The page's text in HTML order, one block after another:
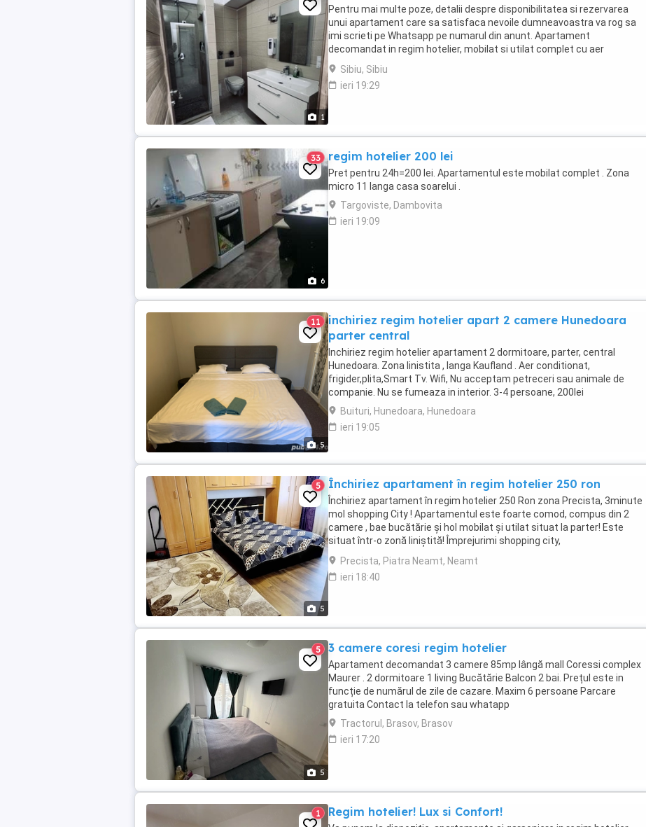
1
Pentru mai multe poze, detalii despre disponibilitatea si rezervarea
unui apartament care sa satisfaca nevoile dumneavoastra va rog sa
imi scrieti pe Whatsapp pe numarul din anunt. Apartament
decomandat in regim hotelier, mobilat si utilat complet cu aer
conditionat Un dormitor si o bucatarie cu leaving ...
Sibiu, Sibiu
ieri 19:29
6
33 regim hotelier 200 lei
Pret pentru 24h=200 lei. Apartamentul este mobilat complet . Zona
micro 11 langa casa soarelui .
Targoviste, Dambovita
ieri 19:09
5
11
inchiriez regim hotelier apart 2 camere Hunedoara
parter central
Inchiriez regim hotelier apartament 2 dormitoare, parter, central
Hunedoara. Zona linistita , langa Kaufland . Aer conditionat,
frigider,plita,Smart Tv. Wifi, Nu acceptam petreceri sau animale de
companie. Nu se fumeaza in interior. 3-4 persoane, 200lei
Buituri, Hunedoara, Hunedoara
ieri 19:05
5
5 Închiriez apartament în regim hotelier 250 ron
Închiriez apartament în regim hotelier 250 Ron zona Precista, 3minute
mol shopping City ! Apartamentul este foarte comod, compus din 2
camere , bae bucătărie și hol mobilat și utilat situat la parter! Este
situat într-o zonă liniștită! Împrejurimi shopping city,
supermarket,farmacie,școală,parc
Precista, Piatra Neamt, Neamt
ieri 18:40
5
5 3 camere coresi regim hotelier
Apartament decomandat 3 camere 85mp lângă mall Coressi complex
Maurer . 2 dormitoare 1 living Bucătărie Balcon 2 bai. Prețul este in
funcție de numărul de zile de cazare. Maxim 6 persoane Parcare
gratuita Contact la telefon sau whatapp
Tractorul, Brasov, Brasov
ieri 17:20
1 Regim hotelier! Lux si Confort!